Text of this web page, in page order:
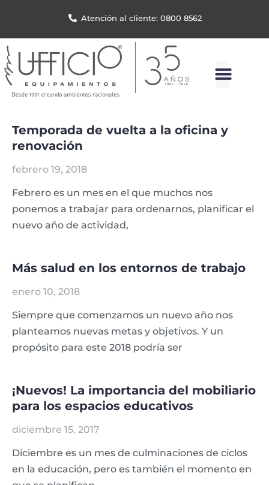
Atención al cliente: 0800 8562
Temporada de vuelta a la oficina y
renovación
febrero 19, 2018
Febrero es un mes en el que muchos nos
ponemos a trabajar para ordenarnos, planificar el
nuevo año de actividad,
Más salud en los entornos de trabajo
enero 10, 2018
Siempre que comenzamos un nuevo año nos
planteamos nuevas metas y objetivos. Y un
propósito para este 2018 podría ser
¡Nuevos! La importancia del mobiliario
para los espacios educativos
diciembre 15, 2017
Diciembre es un mes de culminaciones de ciclos
en la educación, pero es también el momento en